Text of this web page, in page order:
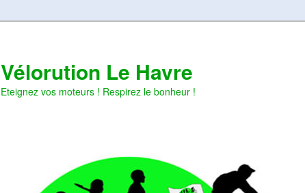
Vélorution Le Havre
Eteignez vos moteurs ! Respirez le bonheur !